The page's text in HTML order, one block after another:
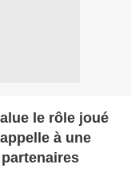
le rôle joué
à une